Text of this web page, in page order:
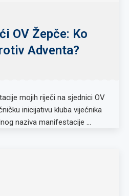
OV Žepče: Ko
Adventa?
mojih riječi na sjednici OV
inicijativu kluba vijećnika
naziva manifestacije …